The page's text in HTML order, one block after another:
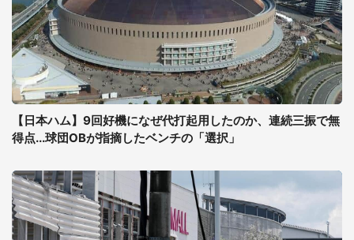
【日本ハム】9回好機になぜ代打起用したのか、連続三振で無
得点...球団OBが指摘したベンチの「選択」